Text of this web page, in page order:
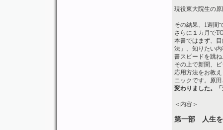
現役東大院生の
その結果、1週間
さらに１カ月で
本書ではまず、
法」、知りたい
書スピードを跳
その上で新聞、
応用方法をお教
ニックです。原
変わりました。
＜内容＞
第一部 人生を